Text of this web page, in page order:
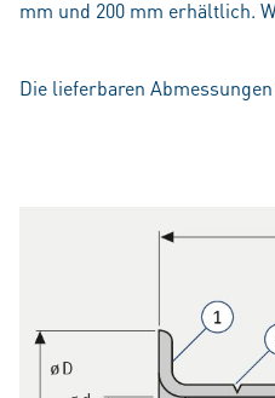
mm und 200 mm erhältlich.
Die lieferbaren